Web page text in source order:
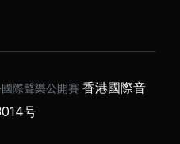
際聲樂公開賽香港國際音
号